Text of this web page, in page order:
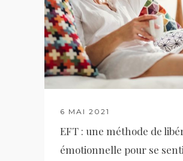
6 MAI 2021
EFT : une méthode de
émotionnelle pour se